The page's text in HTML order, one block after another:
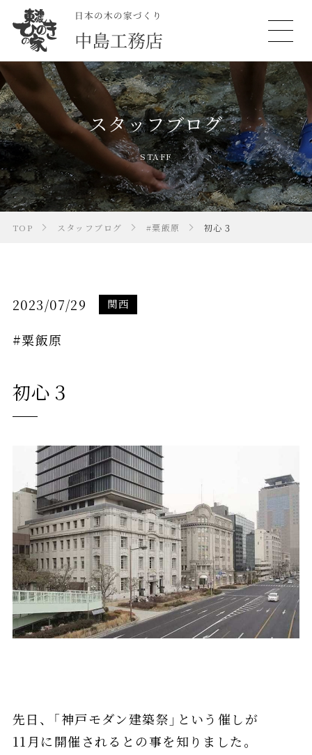
スタッフブログ
STAFF
TOP スタッフブログ #粟飯原 初心３
2023/07/29 関西
#粟飯原
初心３
先日、「神戸モダン建築祭」という催しが
11月に開催されるとの事を知りました。